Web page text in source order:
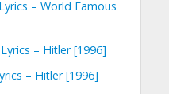
– World Famous
– Hitler [1996]
– Hitler [1996]